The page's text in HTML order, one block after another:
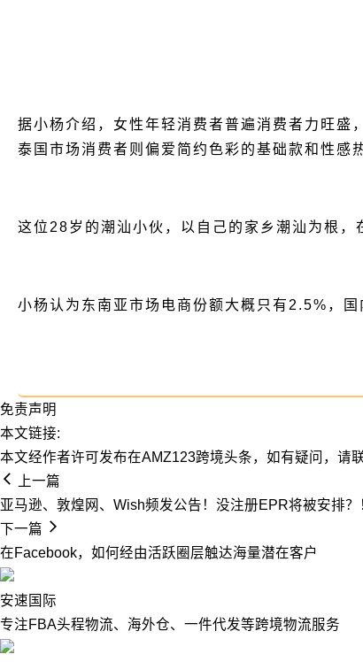
据小杨介绍，女性年轻消费者普遍消费者力旺盛
泰国市场消费者则偏爱简约色彩的基础款和性感
这位28岁的潮汕小伙，以自己的家乡潮汕为根，
小杨认为东南亚市场电商份额大概只有2.5%，
免责声明
本文链接:
本文经作者许可发布在AMZ123跨境头条，如有疑问，请联
上一篇
亚马逊、敦煌网、Wish频发公告！没注册EPR将被安排？
下一篇
在Facebook，如何经由活跃圈层触达海量潜在客户
安速国际
专注FBA头程物流、海外仓、一件代发等跨境物流服务